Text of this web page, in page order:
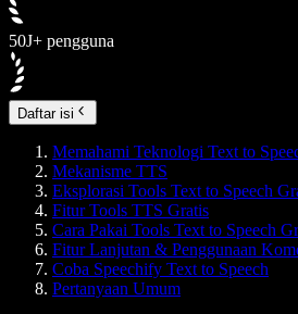
50J+ pengguna
Daftar isi
Memahami Teknologi Text to
Mekanisme TTS
Eksplorasi Tools Text to Speech
Fitur Tools TTS Gratis
Cara Pakai Tools Text to Speech
Fitur Lanjutan & Penggunaan
Coba Speechify Text to Speech
Pertanyaan Umum